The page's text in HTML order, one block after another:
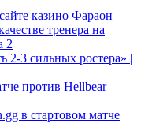
казино Фараон
тренера на
2
3 сильных ростера» |
против Hellbear
в стартовом матче